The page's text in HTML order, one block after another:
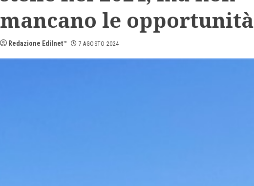
mancano le opportunità
Redazione Edilnet™ 7 AGOSTO 2024